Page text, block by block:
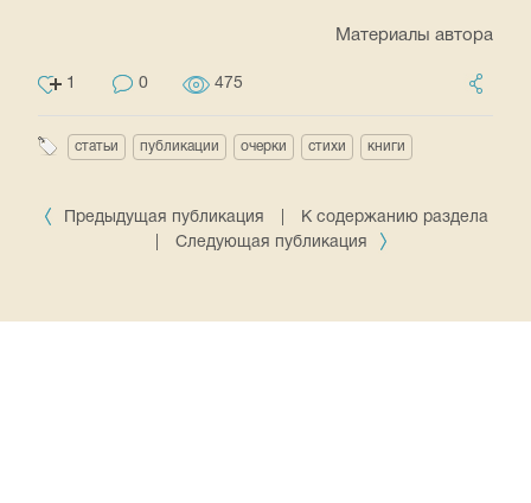
Материалы автора
1 0 475
статьи публикации очерки стихи книги
Предыдущая публикация
К содержанию раздела
Следующая публикация